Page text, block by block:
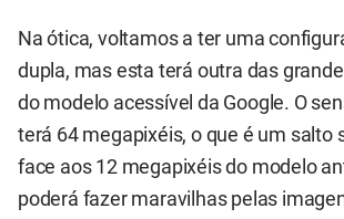
Na ótica, voltamos a ter uma
dupla, mas esta terá outra das
do modelo acessível da Google. O
terá 64 megapixéis, o que é um salto
face aos 12 megapixéis do modelo
poderá fazer maravilhas pelas